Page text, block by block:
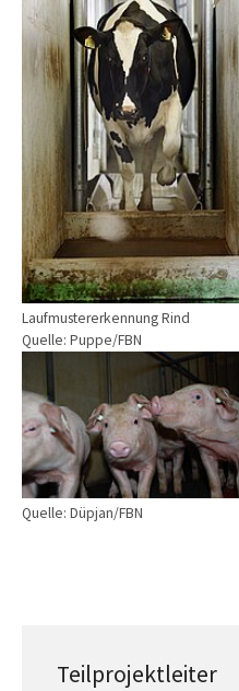
Laufmustererkennung Rind
Quelle: Puppe/FBN
Show larger version
Quelle: Düpjan/FBN
Teilprojektleiter